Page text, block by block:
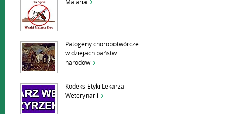
Malaria
Patogeny chorobotwórcze
w dziejach państw i
narodów
Kodeks Etyki Lekarza
Weterynarii